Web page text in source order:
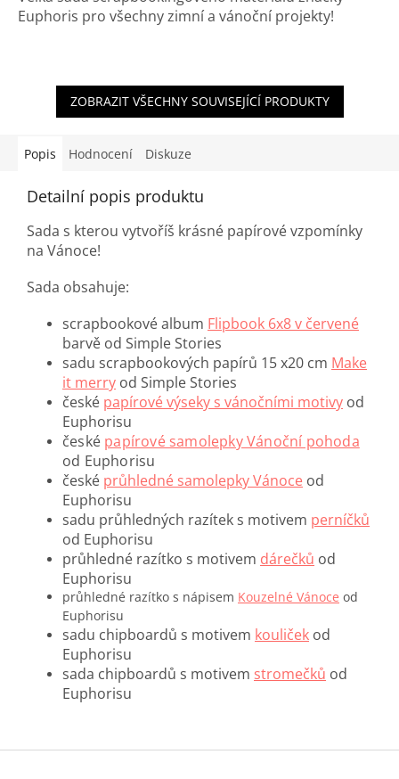
Euphoris pro všechny zimní a vánoční projekty!
ZOBRAZIT VŠECHNY SOUVISEJÍCÍ PRODUKTY
Popis Hodnocení Diskuze
Detailní popis produktu
Sada s kterou vytvoříš krásné papírové vzpomínky
na Vánoce!
Sada obsahuje:
scrapbookové album Flipbook 6x8 v červené
barvě od Simple Stories
sadu scrapbookových papírů 15 x20 cm Make
it merry od Simple Stories
české papírové výseky s vánočními motivy od
Euphorisu
české papírové samolepky Vánoční pohoda
od Euphorisu
české průhledné samolepky Vánoce od
Euphorisu
sadu průhledných razítek s motivem perníčků
od Euphorisu
průhledné razítko s motivem dárečků od
Euphorisu
průhledné razítko s nápisem Kouzelné Vánoce od
Euphorisu
sadu chipboardů s motivem kouliček od
Euphorisu
sada chipboardů s motivem stromečků od
Euphorisu
Z